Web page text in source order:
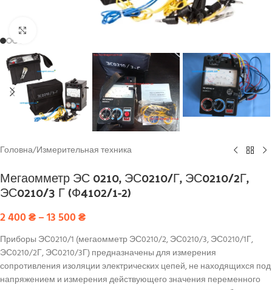
Головна/Измерительная техника
Мегаомметр ЭС 0210, ЭС0210/Г, ЭС0210/2Г,
ЭС0210/3 Г (Ф4102/1-2)
2 400₴–13 500₴
Приборы ЭС0210/1 (мегаомметр ЭС0210/2, ЭС0210/3, ЭС0210/1Г,
ЭС0210/2Г, ЭС0210/3Г) предназначены для измерения
сопротивления изоляции электрических цепей, не находящихся под
напряжением и измерения действующего значения переменного